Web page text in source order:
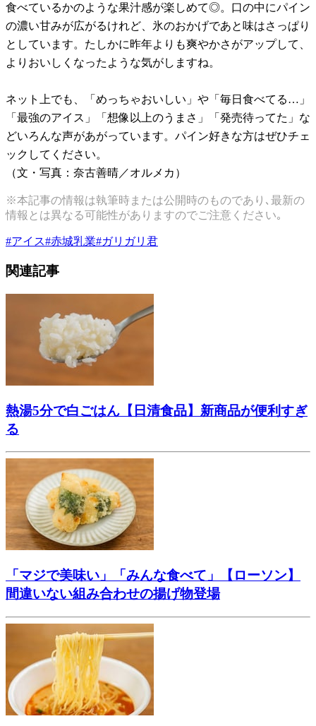
食べているかのような果汁感が楽しめて◎。口の中にパイン
の濃い甘みが広がるけれど、氷のおかげであと味はさっぱり
としています。たしかに昨年よりも爽やかさがアップして、
よりおいしくなったような気がしますね。
ネット上でも、「めっちゃおいしい」や「毎日食べてる…」
「最強のアイス」「想像以上のうまさ」「発売待ってた」な
どいろんな声があがっています。パイン好きな方はぜひチェ
ックしてください。
（文・写真：奈古善晴／オルメカ）
※本記事の情報は執筆時または公開時のものであり､最新の
情報とは異なる可能性がありますのでご注意ください｡
#アイス#赤城乳業#ガリガリ君
関連記事
熱湯5分で白ごはん【日清食品】新商品が便利すぎ
る
「マジで美味い」「みんな食べて」【ローソン】
間違いない組み合わせの揚げ物登場